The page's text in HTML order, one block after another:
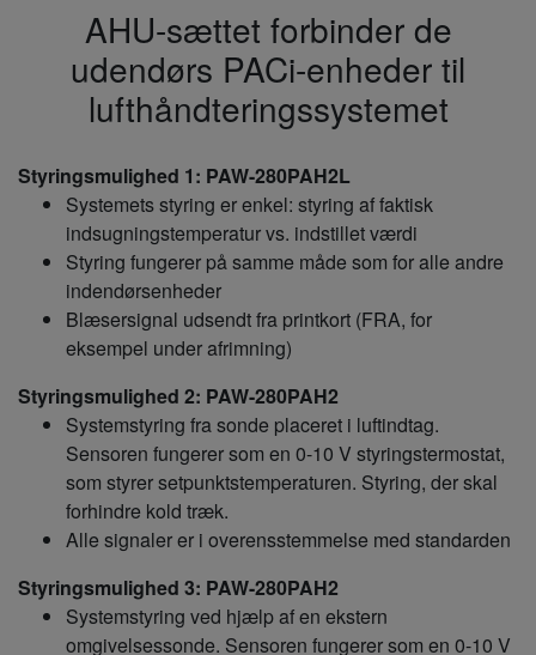
AHU-sættet forbinder de
udendørs PACi-enheder til
lufthåndteringssystemet
Styringsmulighed 1: PAW-280PAH2L
Systemets styring er enkel: styring af faktisk
indsugningstemperatur vs. indstillet værdi
Styring fungerer på samme måde som for alle andre
indendørsenheder
Blæsersignal udsendt fra printkort (FRA, for
eksempel under afrimning)
Styringsmulighed 2: PAW-280PAH2
Systemstyring fra sonde placeret i luftindtag.
Sensoren fungerer som en 0-10 V styringstermostat,
som styrer setpunktstemperaturen. Styring, der skal
forhindre kold træk.
Alle signaler er i overensstemmelse med standarden
Styringsmulighed 3: PAW-280PAH2
Systemstyring ved hjælp af en ekstern
omgivelsessonde. Sensoren fungerer som en 0-10 V